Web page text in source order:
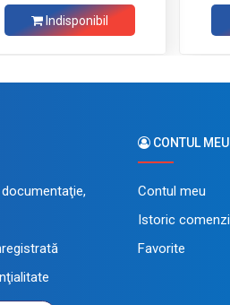
Indisponibil
CONTUL MEU
Contul meu
Istoric comenzi
Favorite